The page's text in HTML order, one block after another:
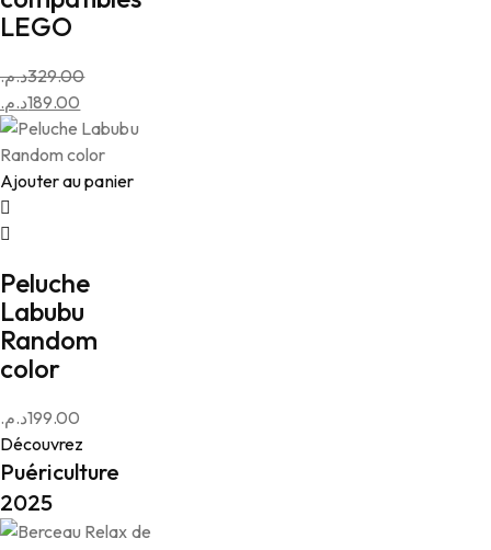
LEGO
329.00د.م.
Le
prix
initial
était :
189.00د.م.
Le
prix
actuel
est :
Ajouter au panier
Peluche
Labubu
Random
color
199.00د.م.
Découvrez
Puériculture
2025